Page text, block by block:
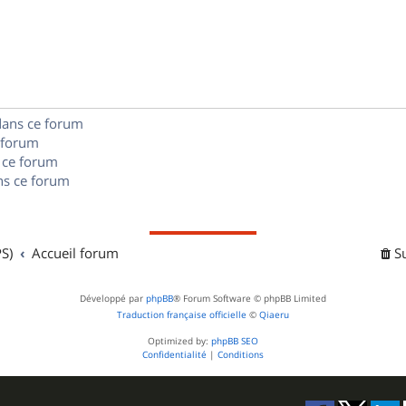
e
ce forum
forum
ce forum
Accueil forum
Développé par phpBB® Forum Software © phpBB Limited
Traduction française officielle © Qiaeru
Optimized by: phpBB SEO
Confidentialité | Conditions